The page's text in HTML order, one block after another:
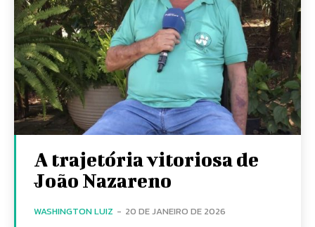
A trajetória vitoriosa de
João Nazareno
WASHINGTON LUIZ - 20 DE JANEIRO DE 2026